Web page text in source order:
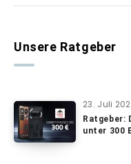
Unsere Ratgeber
23. Juli
Ratgeber:
unter 300